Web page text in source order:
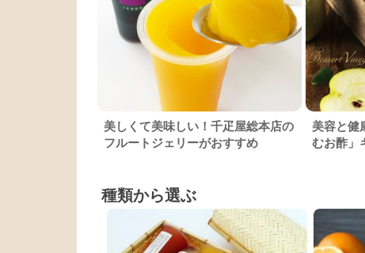
美しくて美味しい！千疋屋総本店の
フルートジェリーがおすすめ
美容と健
むお酢」
種類から選ぶ